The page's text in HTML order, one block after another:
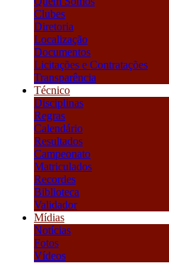
Clubes
Diretoria
Localização
Documentos
Licitações e Contratações
Transparência
Técnico
Disciplinas
Regras
Calendário
Resultados
Campeonato
Matriculados
Recordes
Biblioteca
Validador
Mídias
Notícias
Fotos
Vídeos